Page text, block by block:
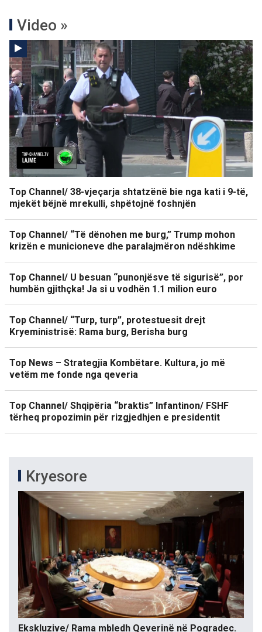
Video »
Top Channel/ 38-vjeçarja shtatzënë bie nga kati i 9-të,
mjekët bëjnë mrekulli, shpëtojnë foshnjën
Top Channel/ “Të dënohen me burg,” Trump mohon
krizën e municioneve dhe paralajmëron ndëshkime
Top Channel/ U besuan “punonjësve të sigurisë”, por
humbën gjithçka! Ja si u vodhën 1.1 milion euro
Top Channel/ “Turp, turp”, protestuesit drejt
Kryeministrisë: Rama burg, Berisha burg
Top News – Strategjia Kombëtare. Kultura, jo më
vetëm me fonde nga qeveria
Top Channel/ Shqipëria “braktis” Infantinon/ FSHF
tërheq propozimin për rizgjedhjen e presidentit
Kryesore
Ekskluzive/ Rama mbledh Qeverinë në Pogradec.